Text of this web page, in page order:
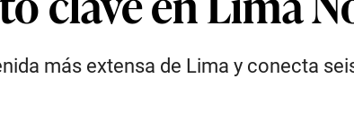
más extensa de Lima y conecta